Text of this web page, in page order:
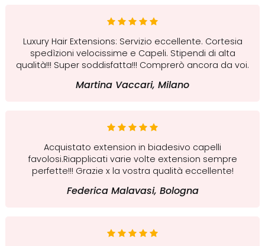
Luxury Hair Extensions: Servizio eccellente. Cortesia
spedìzioni velocissime e Capeli. Stipendi di alta
qualità!!! Super soddisfatta!!! Comprerò ancora da voi.
Martina Vaccari, Milano
Acquistato extension in biadesivo capelli
favolosi.Riapplicati varie volte extension sempre
perfette!!! Grazie x la vostra qualità eccellente!
Federica Malavasi, Bologna